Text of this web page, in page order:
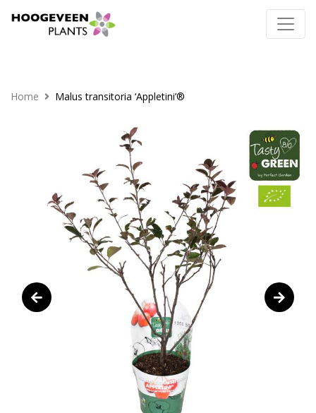
Home Malus transitoria ‘Appletini’®